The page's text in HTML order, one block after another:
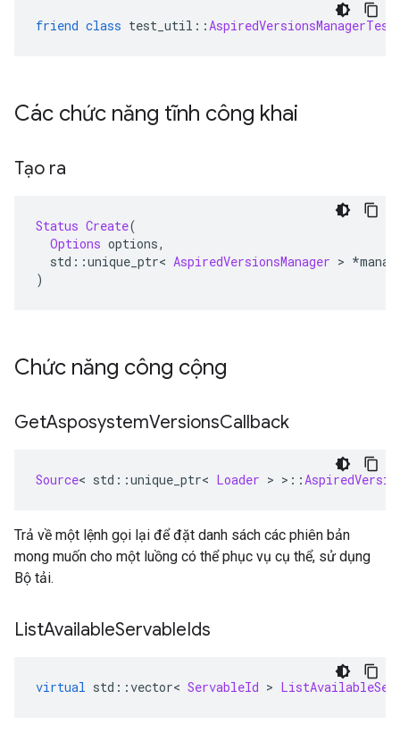
friend class test_util ::
Các chức năng tĩnh công khai
Tạo ra
Status Create(
Options options,
std ::unique_ptr< AspiredVersionsManager > *
)
Chức năng công cộng
GetAsposystemVersionsCallback
Source< std ::unique_ptr< Loader > >::
Trả về một lệnh gọi lại để đặt danh sách các phiên bản
mong muốn cho một luồng có thể phục vụ cụ thể, sử dụng
Bộ tải.
ListAvailableServableIds
virtual std ::vector< ServableId >